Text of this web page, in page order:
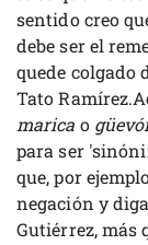
sentido creo
debe ser el
quede colgado
Tato
marica o
para ser
que, por
negación y
Gutiérrez, más